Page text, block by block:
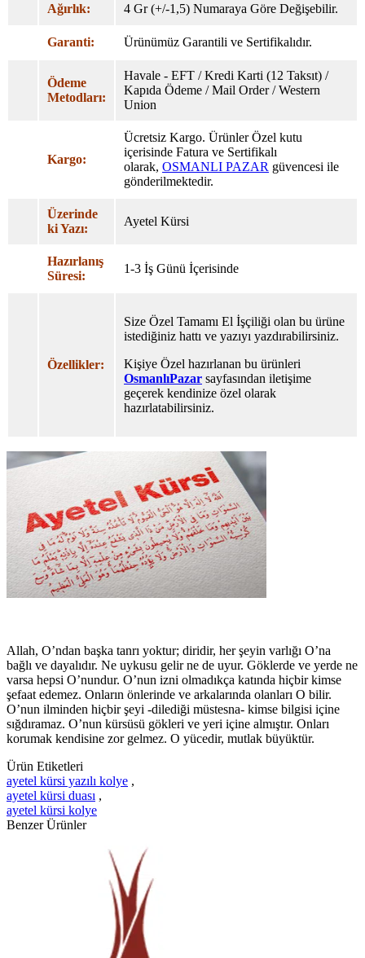
Ağırlık: 4 Gr (+/-1,5) Numaraya Göre Değişebilir.
Garanti: Ürünümüz Garantili ve Sertifikalıdır.
Ödeme
Metodları:
Havale - EFT / Kredi Karti (12 Taksıt) /
Kapıda Ödeme / Mail Order / Western
Union
Kargo:
Ücretsiz Kargo. Ürünler Özel kutu
içerisinde Fatura ve Sertifikalı
olarak, OSMANLI PAZAR güvencesi ile
gönderilmektedir.
Üzerinde
ki Yazı:
Ayetel Kürsi
Hazırlanış
Süresi:
1-3 İş Günü İçerisinde
Özellikler:
Size Özel Tamamı El İşçiliği olan bu ürüne
istediğiniz hattı ve yazıyı yazdırabilirsiniz.
Kişiye Özel hazırlanan bu ürünleri
OsmanlıPazar sayfasından iletişime
geçerek kendinize özel olarak
hazırlatabilirsiniz.
Allah, O’ndan başka tanrı yoktur; diridir, her şeyin varlığı O’na
bağlı ve dayalıdır. Ne uykusu gelir ne de uyur. Göklerde ve yerde ne
varsa hepsi O’nundur. O’nun izni olmadıkça katında hiçbir kimse
şefaat edemez. Onların önlerinde ve arkalarında olanları O bilir.
O’nun ilminden hiçbir şeyi -dilediği müstesna- kimse bilgisi içine
sığdıramaz. O’nun kürsüsü gökleri ve yeri içine almıştır. Onları
korumak kendisine zor gelmez. O yücedir, mutlak büyüktür.
Ürün Etiketleri
ayetel kürsi yazılı kolye ,
ayetel kürsi duası ,
ayetel kürsi kolye
Benzer Ürünler